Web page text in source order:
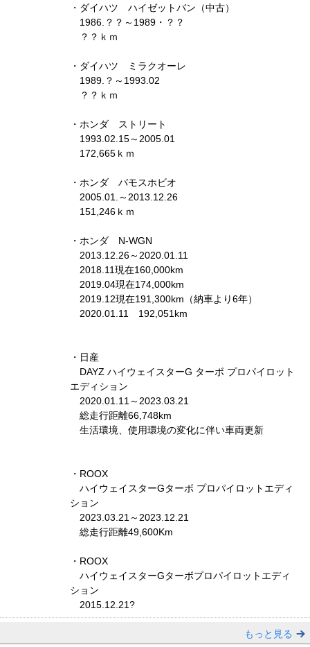
・ダイハツ ハイゼットバン（中古）
1986.？？～1989・？？
？？ｋｍ
・ダイハツ ミラクオーレ
1989.？～1993.02
？？ｋｍ
・ホンダ ストリート
1993.02.15～2005.01
172,665ｋｍ
・ホンダ バモスホビオ
2005.01.～2013.12.26
151,246ｋｍ
・ホンダ N-WGN
2013.12.26～2020.01.11
2018.11現在160,000km
2019.04現在174,000km
2019.12現在191,300km（納車より6年）
2020.01.11 192,051km
・日産
DAYZ ハイウェイスターG ターボ プロパイロット
エディション
2020.01.11～2023.03.21
総走行距離66,748km
生活環境、使用環境の変化に伴い車両更新
・ROOX
ハイウェイスターGターボ プロパイロットエディ
ション
2023.03.21～2023.12.21
総走行距離49,600Km
・ROOX
ハイウェイスターGターボプロパイロットエディ
ション
2015.12.21?
もっと見る